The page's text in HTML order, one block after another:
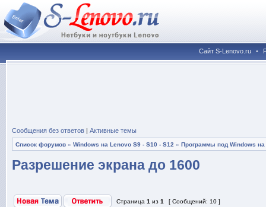
Сайт S-Lenovo.ru •
Сообщения без ответов | Активные темы
Список форумов » Windows на Lenovo S9 - S10 - S12 » Программы под Windows на
Разрешение экрана до 1600
Страница 1 из 1 [ Сообщений: 10 ]